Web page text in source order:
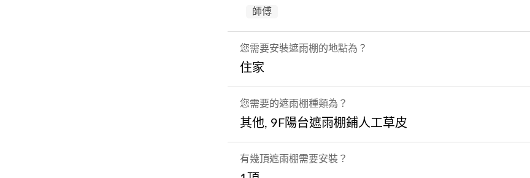
師傅
您需要安裝遮雨棚的地點為？
住家
您需要的遮雨棚種類為？
其他, 9F陽台遮雨棚鋪人工草皮
有幾頂遮雨棚需要安裝？